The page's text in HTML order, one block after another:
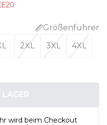
Größenführer
2XL 3XL 4XL
wird beim Checkout